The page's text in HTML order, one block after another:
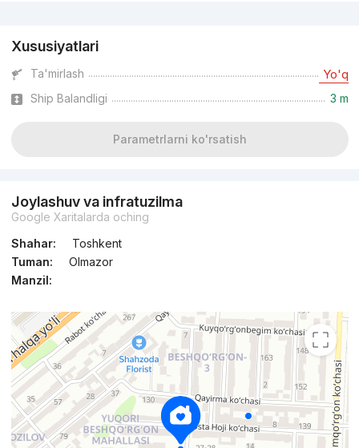
Xususiyatlari
Ta'mirlash Yo'q
Ship Balandligi 3 m
Parametrlarni ko'rsatish
Joylashuv va infratuzilma
Google Xaritalarda oching
Shahar:
Toshkent
Tuman:
Olmazor
Manzil: